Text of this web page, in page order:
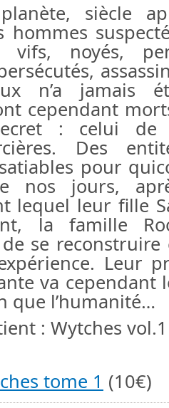
siècle
hommes
vifs, noyés,
n’a jamais
cependant
: celui de
Des
pour
nos jours,
lequel leur fille
la famille
se
Leur
va cependant
que l’humanité…
: Wytches
tome 1 (10€)